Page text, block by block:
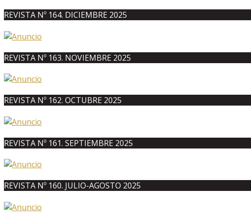
REVISTA Nº 164. DICIEMBRE 2025
REVISTA Nº 163. NOVIEMBRE 2025
REVISTA Nº 162. OCTUBRE 2025
REVISTA Nº 161. SEPTIEMBRE 2025
REVISTA Nº 160. JULIO-AGOSTO 2025